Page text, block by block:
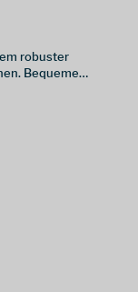
robuster
Bequeme
50 cm Sitzhöhe
Menschen